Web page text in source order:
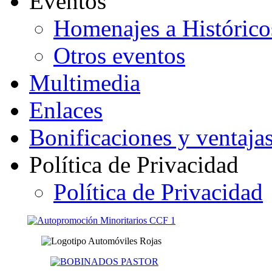
Homenajes a
Otros eventos
Multimedia
Enlaces
Bonificaciones y
Política de Privacidad
Política de Privacidad